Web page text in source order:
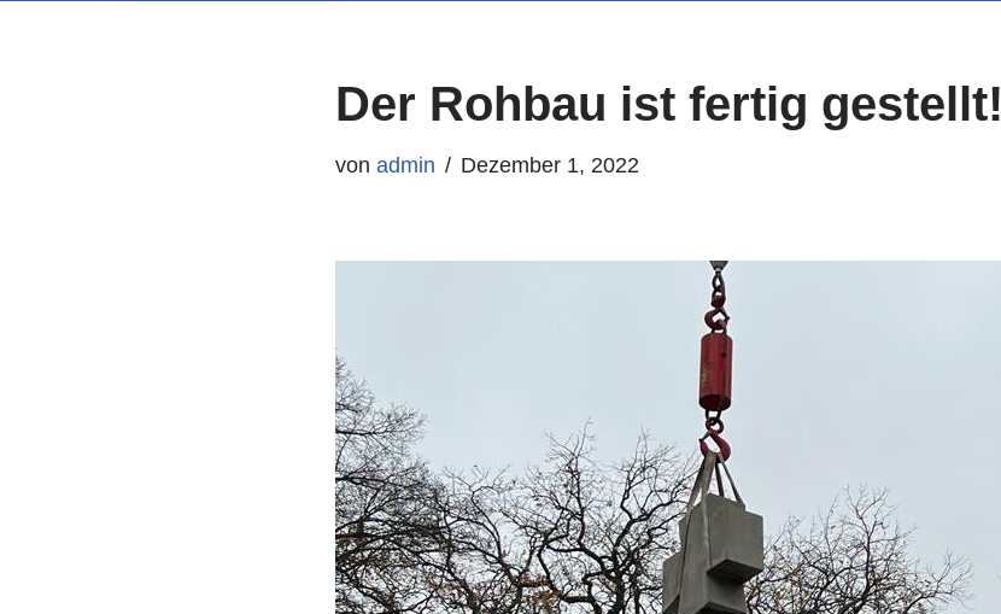
Der Rohbau ist fertig gestellt!
von admin Dezember 1, 2022